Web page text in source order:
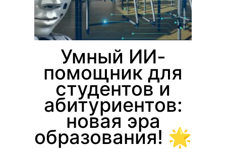
Умный ИИ-
помощник для
студентов и
абитуриентов:
новая эра
образования! 🌟